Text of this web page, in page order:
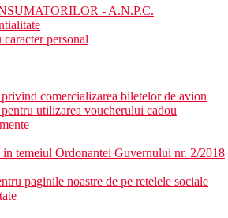
- A.N.P.C.
personal
comercializarea biletelor de avion
utilizarea voucherului cadou
temeiul Ordonantei Guvernului nr. 2/2018
paginile noastre de pe retelele sociale